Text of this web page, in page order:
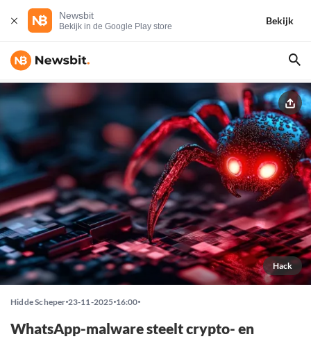
Newsbit
Bekijk in de Google Play store
Bekijk
Hack
Hidde Scheper 23-11-2025 16:00
WhatsApp-malware steelt crypto- en